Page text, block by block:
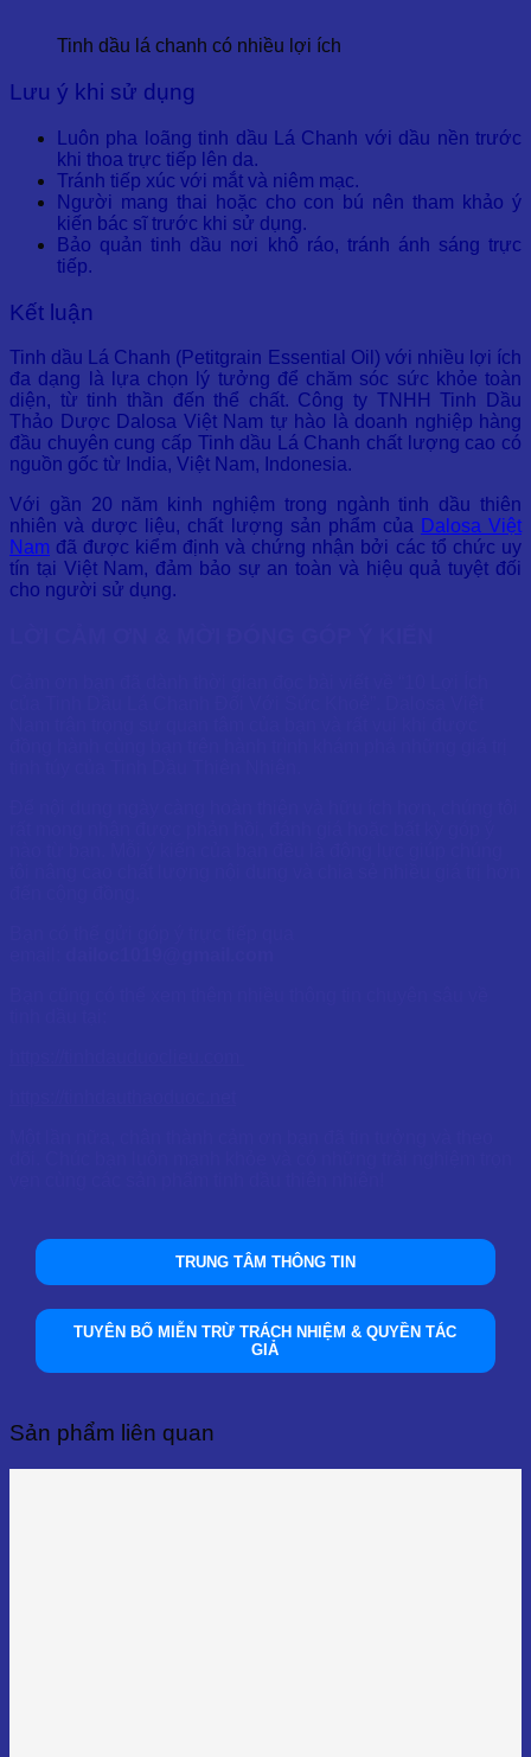
Tinh dầu lá chanh có nhiều lợi ích
Lưu ý khi sử dụng
Luôn pha loãng tinh dầu Lá Chanh với dầu nền trước
khi thoa trực tiếp lên da.
Tránh tiếp xúc với mắt và niêm mạc.
Người mang thai hoặc cho con bú nên tham khảo ý
kiến bác sĩ trước khi sử dụng.
Bảo quản tinh dầu nơi khô ráo, tránh ánh sáng trực
tiếp.
Kết luận
Tinh dầu Lá Chanh (Petitgrain Essential Oil) với nhiều lợi ích
đa dạng là lựa chọn lý tưởng để chăm sóc sức khỏe toàn
diện, từ tinh thần đến thể chất. Công ty TNHH Tinh Dầu
Thảo Dược Dalosa Việt Nam tự hào là doanh nghiệp hàng
đầu chuyên cung cấp Tinh dầu Lá Chanh chất lượng cao có
nguồn gốc từ India, Việt Nam, Indonesia.
Với gần 20 năm kinh nghiệm trong ngành tinh dầu thiên
nhiên và dược liệu, chất lượng sản phẩm của Dalosa Việt
Nam đã được kiểm định và chứng nhận bởi các tổ chức uy
tín tại Việt Nam, đảm bảo sự an toàn và hiệu quả tuyệt đối
cho người sử dụng.
TRUNG TÂM THÔNG TIN
TUYÊN BỐ MIỄN TRỪ TRÁCH NHIỆM & QUYỀN TÁC
GIẢ
Sản phẩm liên quan